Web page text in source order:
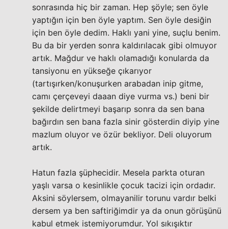
sonrasında hiç bir zaman. Hep şöyle; sen öyle
yaptığın için ben öyle yaptım. Sen öyle desiğin
için ben öyle dedim. Haklı yani yine, suçlu benim.
Bu da bir yerden sonra kaldırılacak gibi olmuyor
artık. Mağdur ve haklı olamadığı konularda da
tansiyonu en yükseğe çıkarıyor
(tartışırken/konuşurken arabadan inip gitme,
camı çerçeveyi daaan diye vurma vs.) beni bir
şekilde delirtmeyi başarıp sonra da sen bana
bağırdın sen bana fazla sinir gösterdin diyip yine
mazlum oluyor ve özür bekliyor. Deli oluyorum
artık.
Hatun fazla şüphecidir. Mesela parkta oturan
yaşlı varsa o kesinlikle çocuk tacizi için ordadır.
Aksini söylersem, olmayanilir torunu vardır belki
dersem ya ben saftiriğimdir ya da onun görüşünü
kabul etmek istemiyorumdur. Yol sıkışıktır